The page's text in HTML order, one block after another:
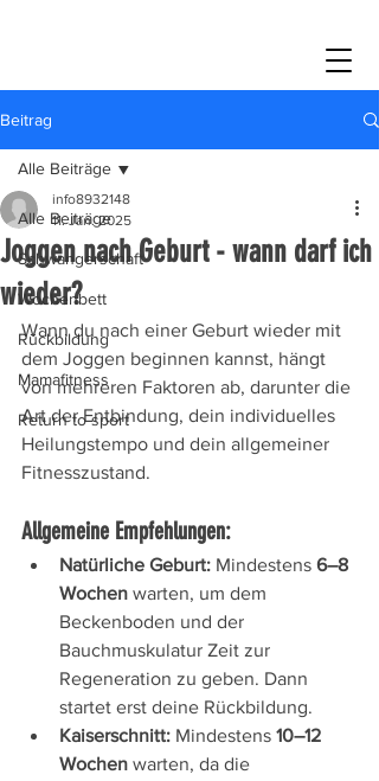
Beitrag
Alle Beiträge
Schwangerschaft
Wochenbett
Rückbildung
Mamafitness
Return to sport
Alle Beiträge
Joggen nach Geburt - wann darf ich
wieder?
info8932148
11. Jan. 2025
Wann du nach einer Geburt wieder mit
dem Joggen beginnen kannst, hängt
von mehreren Faktoren ab, darunter die
Art der Entbindung, dein individuelles
Heilungstempo und dein allgemeiner
Fitnesszustand.
Allgemeine Empfehlungen:
Natürliche Geburt: Mindestens 6–8
Wochen warten, um dem
Beckenboden und der
Bauchmuskulatur Zeit zur
Regeneration zu geben. Dann
startet erst deine Rückbildung.
Kaiserschnitt: Mindestens 10–12
Wochen warten, da die